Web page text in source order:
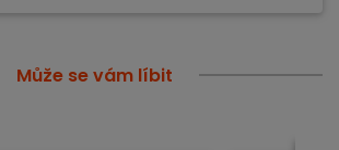
Může se vám líbit